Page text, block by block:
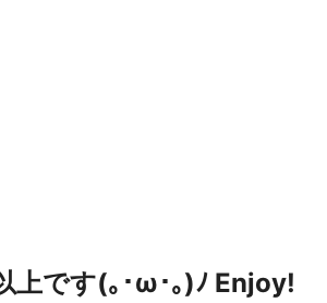
上です(｡･ω･｡)ﾉ Enjoy!